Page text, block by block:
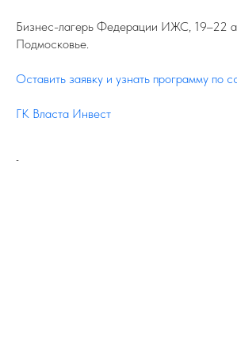
Бизнес-лагерь Федерации ИЖС, 19–22
Подмосковье.
Оставить заявку и узнать программу по
ГК Власта Инвест
-